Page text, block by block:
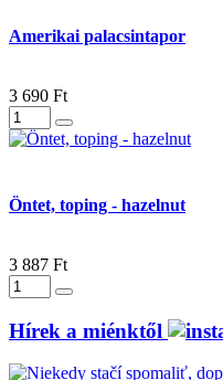
Amerikai palacsintapor
3 690 Ft
Öntet, toping - hazelnut
3 887 Ft
Hírek a miénktől